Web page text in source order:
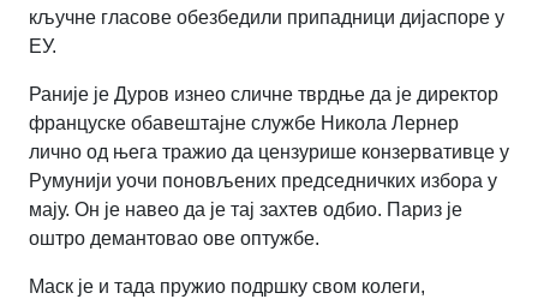
кључне гласове обезбедили припадници дијаспоре у
ЕУ.
Раније је Дуров изнео сличне тврдње да је директор
француске обавештајне службе Никола Лернер
лично од њега тражио да цензурише конзервативце у
Румунији уочи поновљених председничких избора у
мају. Он је навео да је тај захтев одбио. Париз је
оштро демантовао ове оптужбе.
Маск је и тада пружио подршку свом колеги,